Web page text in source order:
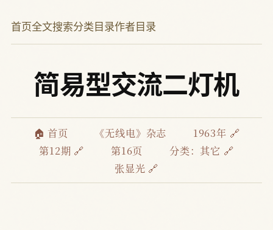
首页全文搜索分类目录作者目录
简易型交流二灯机
🏠 首页 《无线电》杂志
1963年 🔗
第12期 🔗
第16页 分类： 其它 🔗
张显光 🔗